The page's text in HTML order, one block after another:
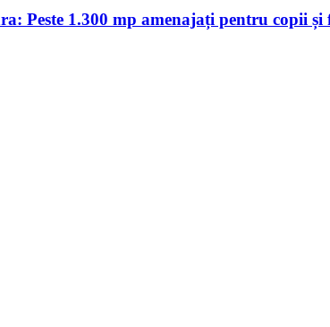
Peste 1.300 mp amenajați pentru copii